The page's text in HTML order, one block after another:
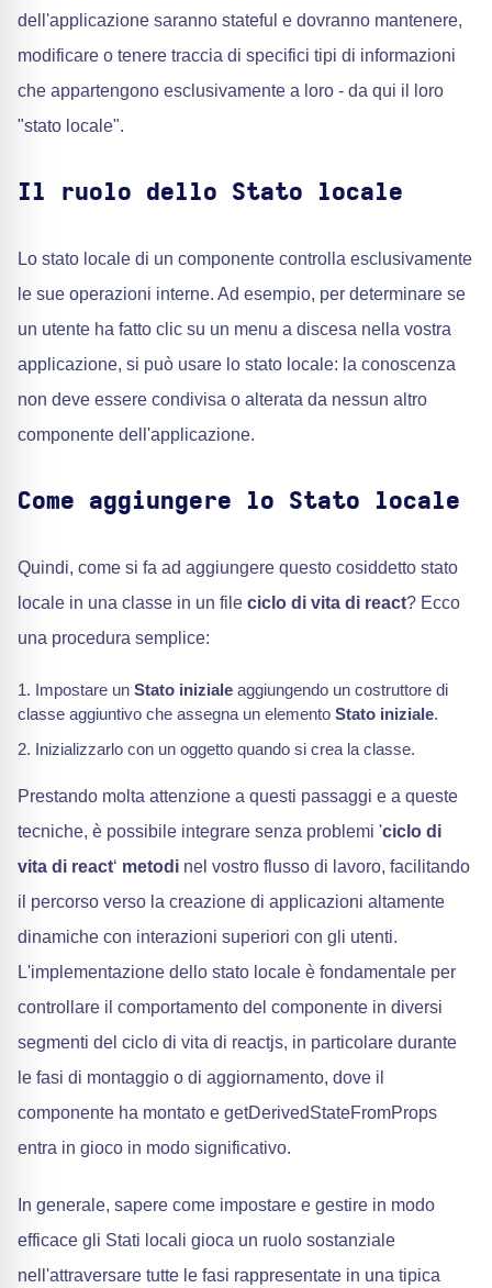
dell'applicazione saranno stateful e dovranno mantenere,
modificare o tenere traccia di specifici tipi di informazioni
che appartengono esclusivamente a loro - da qui il loro
"stato locale".
Il ruolo dello Stato locale
Lo stato locale di un componente controlla esclusivamente
le sue operazioni interne. Ad esempio, per determinare se
un utente ha fatto clic su un menu a discesa nella vostra
applicazione, si può usare lo stato locale: la conoscenza
non deve essere condivisa o alterata da nessun altro
componente dell'applicazione.
Come aggiungere lo Stato locale
Quindi, come si fa ad aggiungere questo cosiddetto stato
locale in una classe in un file ciclo di vita di react? Ecco
una procedura semplice:
Impostare un Stato iniziale aggiungendo un costruttore di
classe aggiuntivo che assegna un elemento Stato iniziale.
Inizializzarlo con un oggetto quando si crea la classe.
Prestando molta attenzione a questi passaggi e a queste
tecniche, è possibile integrare senza problemi 'ciclo di
vita di react‘ metodi nel vostro flusso di lavoro, facilitando
il percorso verso la creazione di applicazioni altamente
dinamiche con interazioni superiori con gli utenti.
L'implementazione dello stato locale è fondamentale per
controllare il comportamento del componente in diversi
segmenti del ciclo di vita di reactjs, in particolare durante
le fasi di montaggio o di aggiornamento, dove il
componente ha montato e getDerivedStateFromProps
entra in gioco in modo significativo.
In generale, sapere come impostare e gestire in modo
efficace gli Stati locali gioca un ruolo sostanziale
nell'attraversare tutte le fasi rappresentate in una tipica